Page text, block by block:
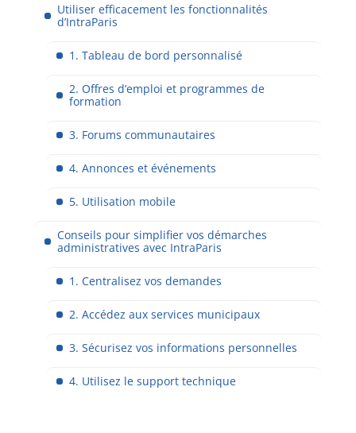
Utiliser efficacement les fonctionnalités
d’IntraParis
1. Tableau de bord personnalisé
2. Offres d’emploi et programmes de
formation
3. Forums communautaires
4. Annonces et événements
5. Utilisation mobile
Conseils pour simplifier vos démarches
administratives avec IntraParis
1. Centralisez vos demandes
2. Accédez aux services municipaux
3. Sécurisez vos informations personnelles
4. Utilisez le support technique